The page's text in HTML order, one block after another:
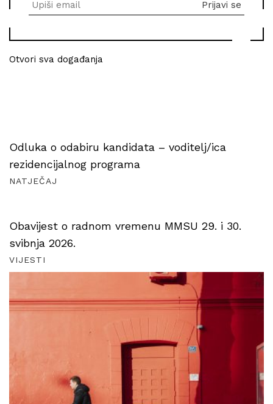
Otvori sva događanja
Odluka o odabiru kandidata – voditelj/ica
rezidencijalnog programa
NATJEČAJ
Obavijest o radnom vremenu MMSU 29. i 30.
svibnja 2026.
VIJESTI